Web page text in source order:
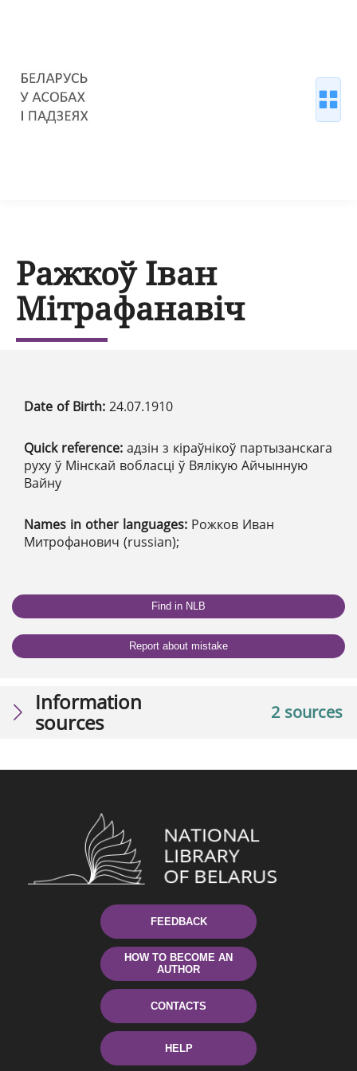
Ражкоў Іван
Мітрафанавіч
Date of Birth: 24.07.1910
Quick reference: адзін з кіраўнікоў партызанскага
руху ў Мінскай вобласці ў Вялікую Айчынную
Вайну
Names in other languages: Рожков Иван
Митрофанович (russian);
Find in NLB
Report about mistake
2 sources
Information
sources
FEEDBACK
HOW TO BECOME AN
AUTHOR
CONTACTS
HELP